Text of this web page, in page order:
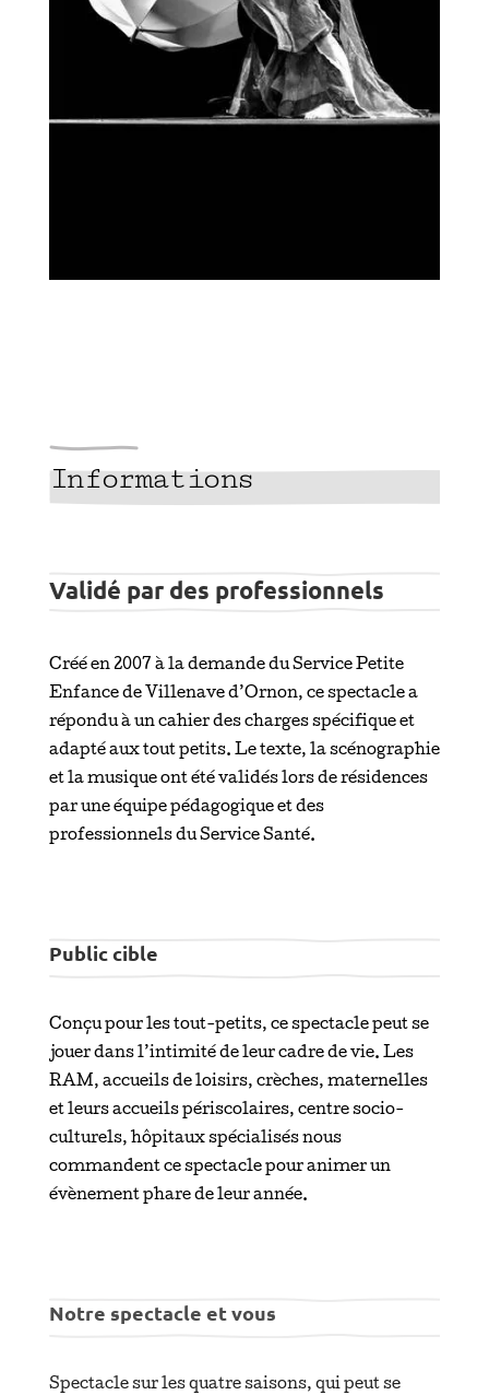
Informations
Validé par des professionnels
Créé en 2007 à la demande du Service Petite
Enfance de Villenave d’Ornon, ce spectacle a
répondu à un cahier des charges spécifique et
adapté aux tout petits. Le texte, la scénographie
et la musique ont été validés lors de résidences
par une équipe pédagogique et des
professionnels du Service Santé.
Public cible
Conçu pour les tout-petits, ce spectacle peut se
jouer dans l’intimité de leur cadre de vie. Les
RAM, accueils de loisirs, crèches, maternelles
et leurs accueils périscolaires, centre socio-
culturels, hôpitaux spécialisés nous
commandent ce spectacle pour animer un
évènement phare de leur année.
Notre spectacle et vous
Spectacle sur les quatre saisons, qui peut se